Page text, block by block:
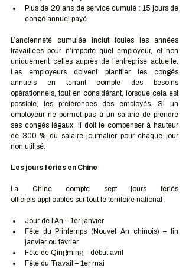
Plus de 20 ans de service cumulé : 15 jours de
congé annuel payé
L’ancienneté cumulée inclut toutes les années
travaillées pour n’importe quel employeur, et non
uniquement celles auprès de l’entreprise actuelle.
Les employeurs doivent planifier les congés
annuels en tenant compte des besoins
opérationnels, tout en considérant, lorsque cela est
possible, les préférences des employés. Si un
employeur ne permet pas à un salarié de prendre
ses congés légaux, il doit le compenser à hauteur
de 300 % du salaire journalier pour chaque jour
non utilisé.
Les jours fériés en Chine
La Chine compte sept jours fériés
officiels applicables sur tout le territoire national :
Jour de l’An – 1er janvier
Fête du Printemps (Nouvel An chinois) – fin
janvier ou février
Fête de Qingming – début avril
Fête du Travail – 1er mai